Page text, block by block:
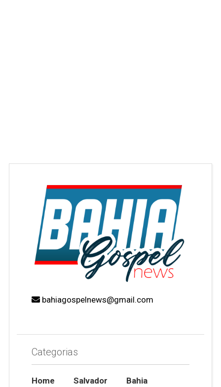
bahiagospelnews@gmail.com
Categorias
Home Salvador Bahia